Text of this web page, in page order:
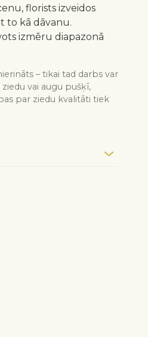
florists izveidos
to kā dāvanu.
izmēru diapazonā
– tikai tad darbs var
vai augu pušķī,
par ziedu kvalitāti tiek